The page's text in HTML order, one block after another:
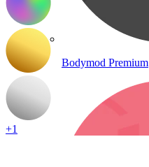
Bodymod Premium
+1